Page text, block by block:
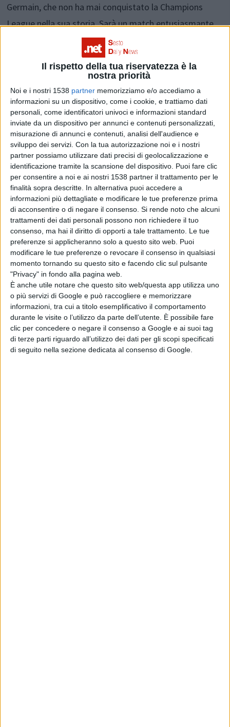
Il rispetto della tua riservatezza è la
nostra priorità
Noi e i nostri 1538 partner memorizziamo e/o accediamo a
informazioni su un dispositivo, come i cookie, e trattiamo dati
personali, come identificatori univoci e informazioni standard
inviate da un dispositivo per annunci e contenuti personalizzati,
misurazione di annunci e contenuti, analisi dell'audience e
sviluppo dei servizi. Con la tua autorizzazione noi e i nostri
partner possiamo utilizzare dati precisi di geolocalizzazione e
identificazione tramite la scansione del dispositivo. Puoi fare clic
per consentire a noi e ai nostri 1538 partner il trattamento per le
finalità sopra descritte. In alternativa puoi accedere a
informazioni più dettagliate e modificare le tue preferenze prima
di acconsentire o di negare il consenso. Si rende noto che alcuni
trattamenti dei dati personali possono non richiedere il tuo
consenso, ma hai il diritto di opporti a tale trattamento. Le tue
preferenze si applicheranno solo a questo sito web. Puoi
modificare le tue preferenze o revocare il consenso in qualsiasi
momento tornando su questo sito e facendo clic sul pulsante
"Privacy" in fondo alla pagina web.
È anche utile notare che questo sito web/questa app utilizza uno
o più servizi di Google e può raccogliere e memorizzare
informazioni, tra cui a titolo esemplificativo il comportamento
durante le visite o l’utilizzo da parte dell’utente. È possibile fare
clic per concedere o negare il consenso a Google e ai suoi tag
di terze parti riguardo all’utilizzo dei dati per gli scopi specificati
di seguito nella sezione dedicata al consenso di Google.
Germain, che non ha mai conquistato la Champions
League nella sua storia. Sarà un match entusiasmante,
per due formazioni che hanno portato a termine un
percorso arduo, e che tutti i tifosi potranno seguire
gratuitamente in tv (grazie alle normative AgCom).
Accadde infatti anche nel 2022/23, quando a
raggiungere le semifinali di Champions furono Inter e
Milan, con i nerazzurri che furono poi protagonisti in
finale contro il Manchester City. Tuttavia, in quella
stagione i diritti di trasmissione dell’ultimo atto erano
anche nelle mani di Mediaset per la trasmissione in
chiaro su Canale 5, a prescindere dalle squadre
partecipanti.
Secondo quanto appreso da Calcio e Finanza, Sky ha
infatti deciso di trasmettere l’incontro in diretta in
chiaro su TV8. La pay-tv di Comcast non cederà dunque i
diritti della sfida ad un’altra emittente, ma come
accaduto per la semifinale di ritorno Inter-Barcellona
aprirà le porte del big match al suo canale in chiaro (al
canale numero 8 del digitale terrestre).